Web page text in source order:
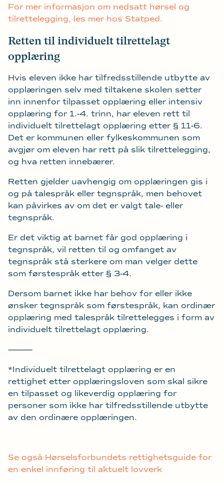
For mer informasjon om nedsatt hørsel og
tilrettelegging, les mer hos Statped.
Retten til individuelt tilrettelagt
opplæring
Hvis eleven ikke har tilfredsstillende utbytte av
opplæringen selv med tiltakene skolen setter
inn innenfor tilpasset opplæring eller intensiv
opplæring for 1.-4. trinn, har eleven rett til
individuelt tilrettelagt opplæring etter § 11-6.
Det er kommunen eller fylkeskommunen som
avgjør om eleven har rett på slik tilrettelegging,
og hva retten innebærer.
Retten gjelder uavhengig om opplæringen gis i
og på talespråk eller tegnspråk, men behovet
kan påvirkes av om det er valgt tale- eller
tegnspråk.
Er det viktig at barnet får god opplæring i
tegnspråk, vil retten til og omfanget av
tegnspråk stå sterkere om man velger dette
som førstespråk etter § 3-4.
Dersom barnet ikke har behov for eller ikke
ønsker tegnspråk som førstespråk, kan ordinær
opplæring med talespråk tilrettelegges i form av
individuelt tilrettelagt opplæring.
------------
*Individuelt tilrettelagt opplæring er en
rettighet etter opplæringsloven som skal sikre
en tilpasset og likeverdig opplæring for
personer som ikke har tilfredsstillende utbytte
av den ordinære opplæringen.
Se også Hørselsforbundets rettighetsguide for
en enkel innføring til aktuelt lovverk